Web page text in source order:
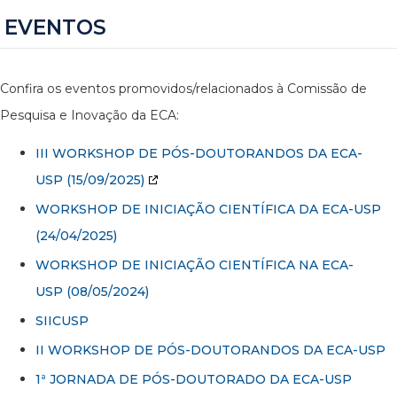
EVENTOS
Confira os eventos promovidos/relacionados à Comissão de
Pesquisa e Inovação da ECA:
III WORKSHOP DE PÓS-DOUTORANDOS DA ECA-
USP (15/09/2025)
WORKSHOP DE INICIAÇÃO CIENTÍFICA DA ECA-USP
(24/04/2025)
WORKSHOP DE INICIAÇÃO CIENTÍFICA NA ECA-
USP (08/05/2024)
SIICUSP
II WORKSHOP DE PÓS-DOUTORANDOS DA ECA-USP
1ª JORNADA DE PÓS-DOUTORADO DA ECA-USP